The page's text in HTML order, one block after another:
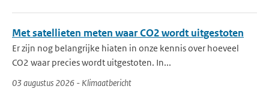
Met satellieten meten waar CO2 wordt uitgestoten
Er zijn nog belangrijke hiaten in onze kennis over hoeveel
CO2 waar precies wordt uitgestoten. In...
03 augustus 2026 - Klimaatbericht